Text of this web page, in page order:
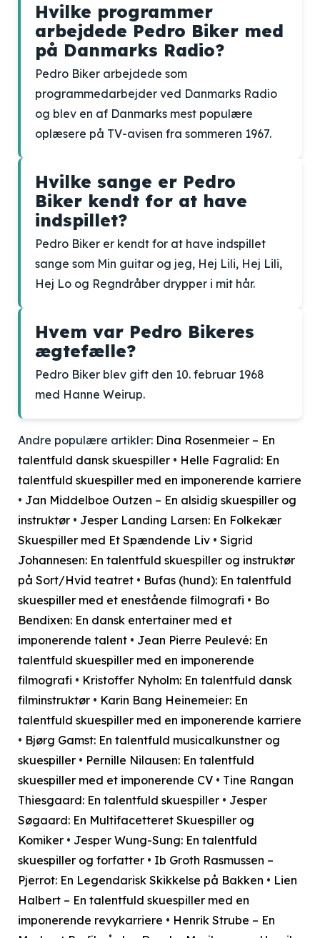
Hvilke programmer
arbejdede Pedro Biker med
på Danmarks Radio?
Pedro Biker arbejdede som
programmedarbejder ved Danmarks Radio
og blev en af Danmarks mest populære
oplæsere på TV-avisen fra sommeren 1967.
Hvilke sange er Pedro
Biker kendt for at have
indspillet?
Pedro Biker er kendt for at have indspillet
sange som Min guitar og jeg, Hej Lili, Hej Lili,
Hej Lo og Regndråber drypper i mit hår.
Hvem var Pedro Bikeres
ægtefælle?
Pedro Biker blev gift den 10. februar 1968
med Hanne Weirup.
Andre populære artikler: Dina Rosenmeier – En
talentfuld dansk skuespiller • Helle Fagralid: En
talentfuld skuespiller med en imponerende karriere
• Jan Middelboe Outzen – En alsidig skuespiller og
instruktør • Jesper Landing Larsen: En Folkekær
Skuespiller med Et Spændende Liv • Sigrid
Johannesen: En talentfuld skuespiller og instruktør
på Sort/Hvid teatret • Bufas (hund): En talentfuld
skuespiller med et enestående filmografi • Bo
Bendixen: En dansk entertainer med et
imponerende talent • Jean Pierre Peulevé: En
talentfuld skuespiller med en imponerende
filmografi • Kristoffer Nyholm: En talentfuld dansk
filminstruktør • Karin Bang Heinemeier: En
talentfuld skuespiller med en imponerende karriere
• Bjørg Gamst: En talentfuld musicalkunstner og
skuespiller • Pernille Nilausen: En talentfuld
skuespiller med et imponerende CV • Tine Rangan
Thiesgaard: En talentfuld skuespiller • Jesper
Søgaard: En Multifacetteret Skuespiller og
Komiker • Jesper Wung-Sung: En talentfuld
skuespiller og forfatter • Ib Groth Rasmussen –
Pjerrot: En Legendarisk Skikkelse på Bakken • Lien
Halbert – En talentfuld skuespiller med en
imponerende revykarriere • Henrik Strube – En